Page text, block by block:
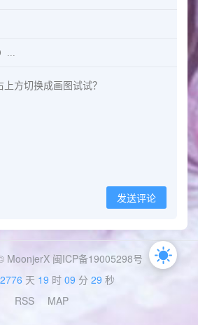
发送评论
MoonjerX 闽ICP备19005298号
2776 天 19 时 09 分 30 秒
RSS
MAP